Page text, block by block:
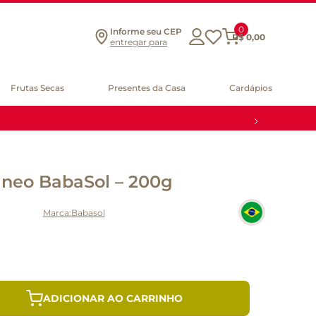
Informe seu CEP
entregar para
0
R$ 0,00
Frutas Secas Presentes da Casa Cardápios
BabaSol – 200g
Babasol
ADICIONAR AO CARRINHO